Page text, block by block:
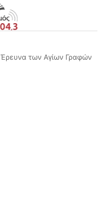
Έρευνα των Αγίων Γραφών